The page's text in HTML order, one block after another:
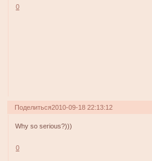
0
Поделиться2010-09-18 22:13:12
Why so serious?)))
0